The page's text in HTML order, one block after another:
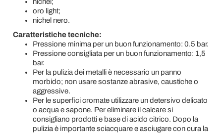
oro light;
nichel nero.
Caratteristiche tecniche:
Pressione minima per un buon funzionamento: 0.5 bar.
Pressione consigliata per un buon funzionamento: 1,5
bar.
Per la pulizia dei metalli è necessario un panno
morbido; non usare sostanze abrasive, caustiche o
aggressive.
Per le superfici cromate utilizzare un detersivo delicato
o acqua e sapone. Per eliminare il calcare si
consigliano prodotti e base di acido citrico. Dopo la
pulizia è importante sciacquare e asciugare con cura la